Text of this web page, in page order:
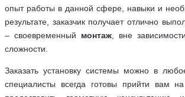
опыт работы в данной сфере, навыки и
результате, заказчик получает отлично
– своевременный монтаж, вне
сложности.
Заказать установку системы можно в
специалисты всегда готовы прийти вам